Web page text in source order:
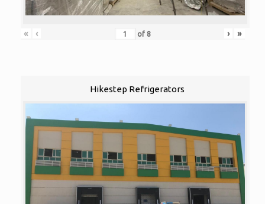
« ‹ of 8 › »
Hikestep Refrigerators